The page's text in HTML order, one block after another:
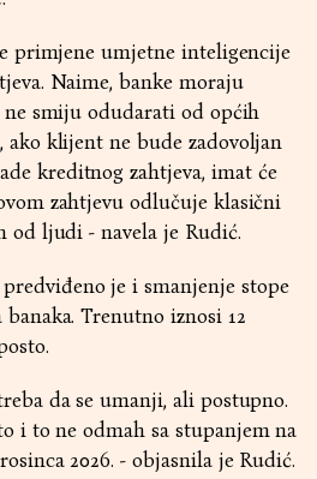
primjene umjetne inteligencije
Naime, banke moraju
smiju odudarati od općih
ako klijent ne bude zadovoljan
kreditnog zahtjeva, imat će
zahtjevu odlučuje klasični
od ljudi - navela je Rudić.
je i smanjenje stope
Trenutno iznosi 12
da se umanji, ali postupno.
i to ne odmah sa stupanjem na
2026. - objasnila je Rudić.